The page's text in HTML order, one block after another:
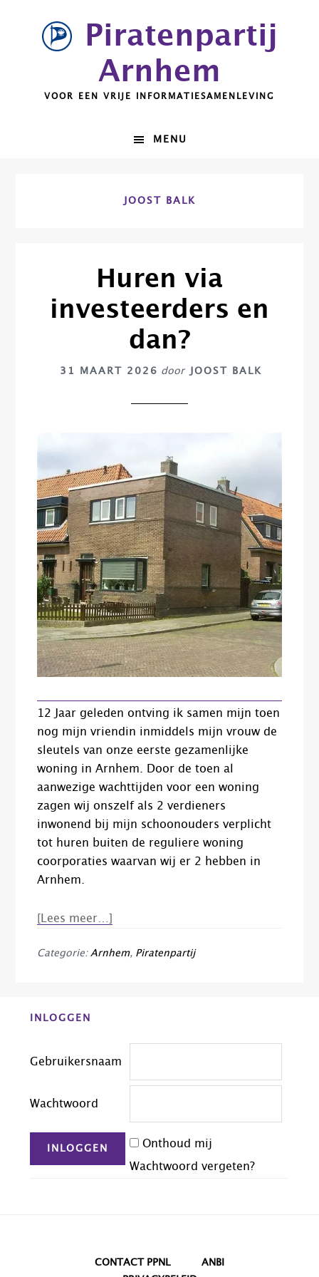
Piratenpartij
Arnhem
VOOR EEN VRIJE INFORMATIESAMENLEVING
MENU
JOOST BALK
Huren via
investeerders en
dan?
31 MAART 2026 door JOOST BALK
12 Jaar geleden ontving ik samen mijn toen
nog mijn vriendin inmiddels mijn vrouw de
sleutels van onze eerste gezamenlijke
woning in Arnhem. Door de toen al
aanwezige wachttijden voor een woning
zagen wij onszelf als 2 verdieners
inwonend bij mijn schoonouders verplicht
tot huren buiten de reguliere woning
coorporaties waarvan wij er 2 hebben in
Arnhem.
[Lees meer…]
investeerders
Categorie: Arnhem, Piratenpartij
Before
INLOGGEN
Gebruikersnaam
Wachtwoord
Onthoud mij
Wachtwoord vergeten?
CONTACT PPNL
ANBI